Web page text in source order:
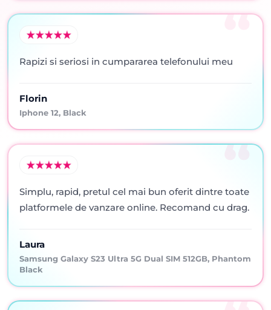
Rapizi si seriosi in cumpararea telefonului meu
Florin
Iphone 12, Black
Simplu, rapid, pretul cel mai bun oferit dintre toate
platformele de vanzare online. Recomand cu drag.
Laura
Samsung Galaxy S23 Ultra 5G Dual SIM 512GB, Phantom
Black